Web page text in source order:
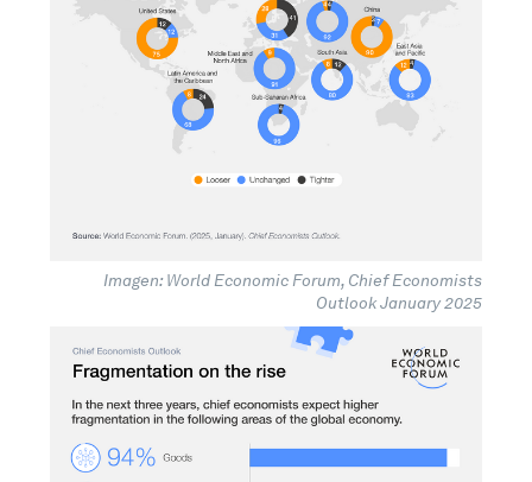
Imagen: World Economic Forum, Chief Economists
Outlook January 2025